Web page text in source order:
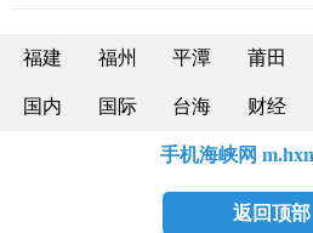
福建 福州 平潭 莆田
国内 国际 台海 财经
手机海峡网
返回顶部